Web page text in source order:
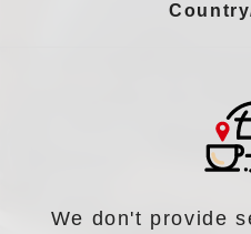
2014 World Coffee
We don't provide